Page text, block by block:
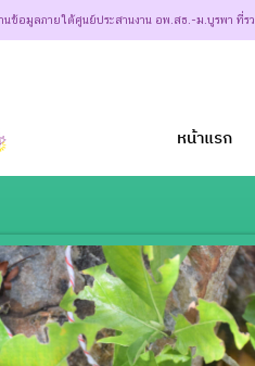
นข้อมูลภายใต้ศูนย์ประสานงาน อพ.สธ.-ม.บูรพา ที่
หน้าแรก